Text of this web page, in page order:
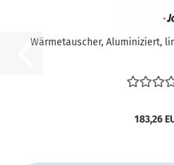
Wärmetauscher, Aluminiziert,
183,26